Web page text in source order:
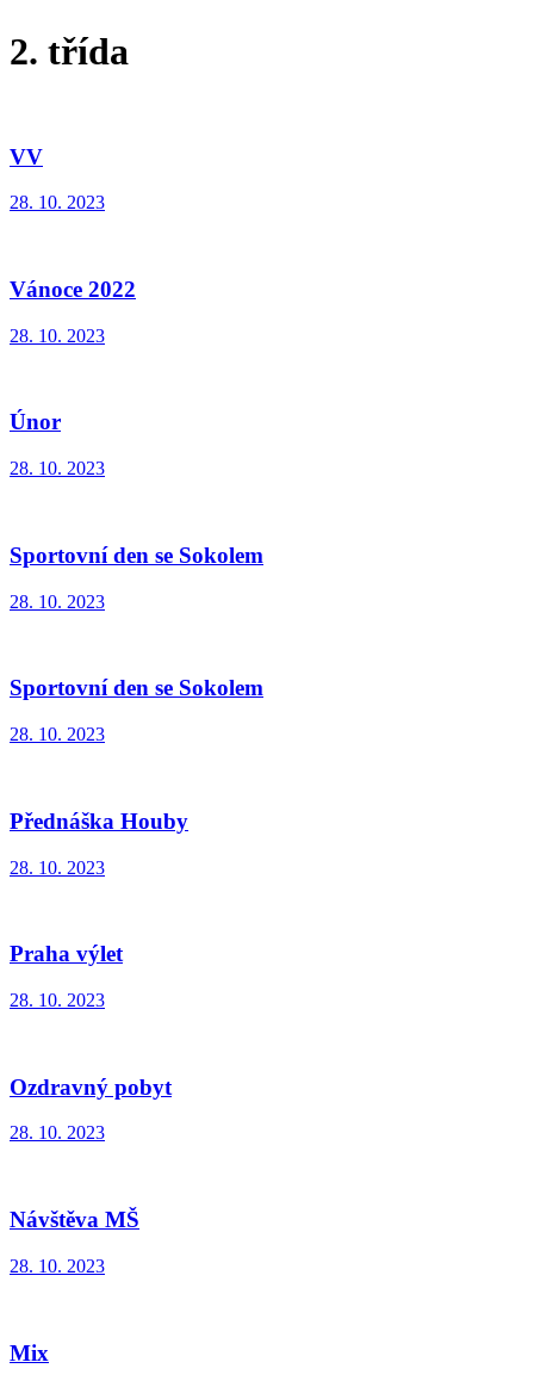
2. třída
VV
28. 10. 2023
Vánoce 2022
28. 10. 2023
Únor
28. 10. 2023
Sportovní den se Sokolem
28. 10. 2023
Sportovní den se Sokolem
28. 10. 2023
Přednáška Houby
28. 10. 2023
Praha výlet
28. 10. 2023
Ozdravný pobyt
28. 10. 2023
Návštěva MŠ
28. 10. 2023
Mix